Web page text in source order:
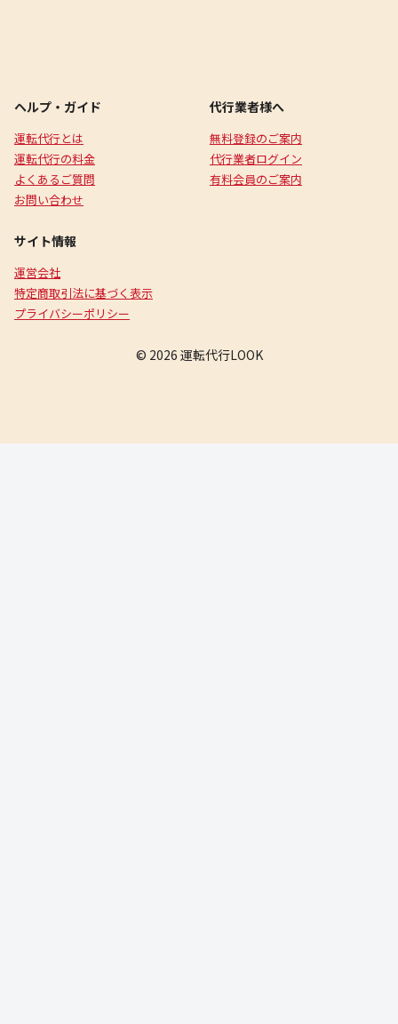
ヘルプ・ガイド
運転代行とは
運転代行の料金
よくあるご質問
お問い合わせ
代行業者様へ
無料登録のご案内
代行業者ログイン
有料会員のご案内
サイト情報
運営会社
特定商取引法に基づく表示
プライバシーポリシー
© 2026 運転代行LOOK